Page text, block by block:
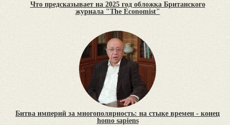
Что предсказывает на 2025 год обложка Британского
журнала "The Economist"
Битва империй за многополярность: на стыке времен - конец
homo sapiens